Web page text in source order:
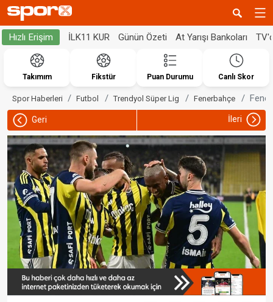
Hızlı Erişim İLK11 KUR Günün Özeti At Yarışı Bankoları
Takımım Fikstür Puan Durumu Canlı Skor
Spor Haberleri Futbol Trendyol Süper Lig Fenerbahçe
Geri İleri